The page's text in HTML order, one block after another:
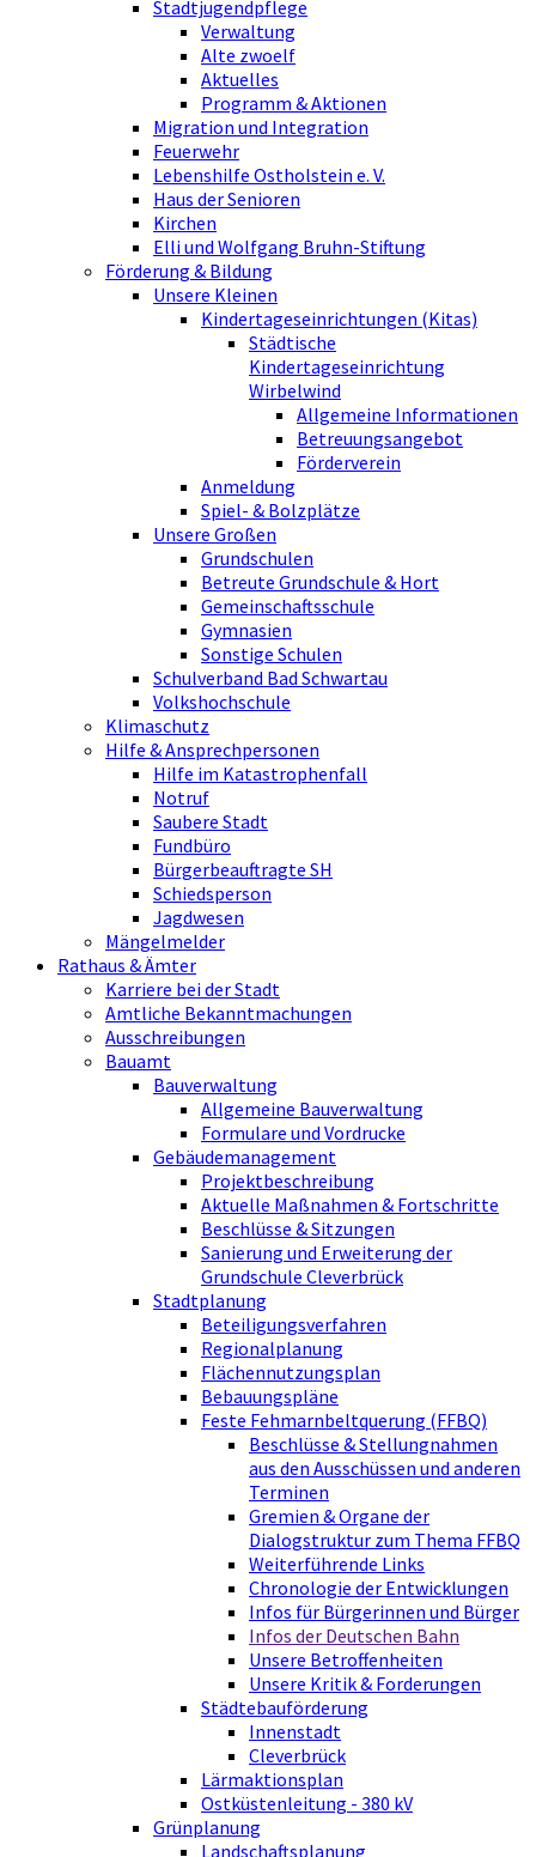
Stadtjugendpflege
Verwaltung
Alte zwoelf
Aktuelles
Programm & Aktionen
Migration und Integration
Feuerwehr
Lebenshilfe Ostholstein e. V.
Haus der Senioren
Kirchen
Elli und Wolfgang Bruhn-Stiftung
Förderung & Bildung
Unsere Kleinen
Kindertageseinrichtungen (Kitas)
Städtische
Kindertageseinrichtung
Wirbelwind
Allgemeine Informationen
Betreuungsangebot
Förderverein
Anmeldung
Spiel- & Bolzplätze
Unsere Großen
Grundschulen
Betreute Grundschule & Hort
Gemeinschaftsschule
Gymnasien
Sonstige Schulen
Schulverband Bad Schwartau
Volkshochschule
Klimaschutz
Hilfe & Ansprechpersonen
Hilfe im Katastrophenfall
Notruf
Saubere Stadt
Fundbüro
Bürgerbeauftragte SH
Schiedsperson
Jagdwesen
Mängelmelder
Rathaus & Ämter
Karriere bei der Stadt
Amtliche Bekanntmachungen
Ausschreibungen
Bauamt
Bauverwaltung
Allgemeine Bauverwaltung
Formulare und Vordrucke
Gebäudemanagement
Projektbeschreibung
Aktuelle Maßnahmen & Fortschritte
Beschlüsse & Sitzungen
Sanierung und Erweiterung der
Grundschule Cleverbrück
Stadtplanung
Beteiligungsverfahren
Regionalplanung
Flächennutzungsplan
Bebauungspläne
Feste Fehmarnbeltquerung (FFBQ)
Beschlüsse & Stellungnahmen
aus den Ausschüssen und anderen
Terminen
Gremien & Organe der
Dialogstruktur zum Thema FFBQ
Weiterführende Links
Chronologie der Entwicklungen
Infos für Bürgerinnen und Bürger
Infos der Deutschen Bahn
Unsere Betroffenheiten
Unsere Kritik & Forderungen
Städtebauförderung
Innenstadt
Cleverbrück
Lärmaktionsplan
Ostküstenleitung - 380 kV
Grünplanung
Landschaftsplanung